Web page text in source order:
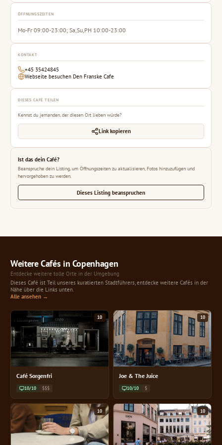
ÖFFNUNGSZEITEN
Mo-Fr 09:00-23:00; Sa,Su,PH 10:00-23:00
KONTAKT
+45 35424845
Webseite besuchen Den Franske Cafe
DIESES CAFÉ TEILEN
Kennst du jemanden, der diesen Ort lieben würde?
Link kopieren
Ist das dein Café?
Beanspruche dein Listing, um Öffnungszeiten zu aktualisieren, Fotos hinzuzufügen und
hervorgehoben zu werden.
Dieses Listing beanspruchen
Weitere Cafés in Copenhagen
Entdecke weitere tolle Orte in der Umgebung
Dieses Café ist Teil unseres kuratierten Stadtführers, entdecke weitere Cafés in der
Nähe über die Links unten.
Alle ansehen →
10
Café Sorgenfri
10/10 $$$
10
Joe & The Juice
10/10 $
10 10